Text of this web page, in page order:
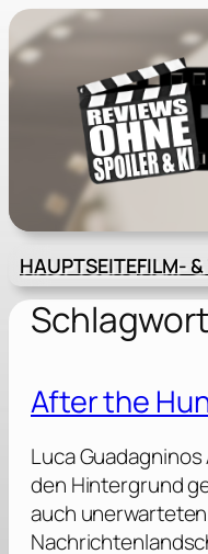
Zum
Inhalt
springen
HAUPTSEITEFILM-
After the
Luca
den Hintergrund
auch